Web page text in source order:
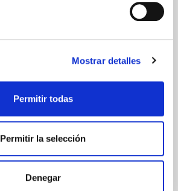
Mostrar detalles
Permitir todas
Permitir la selección
Denegar